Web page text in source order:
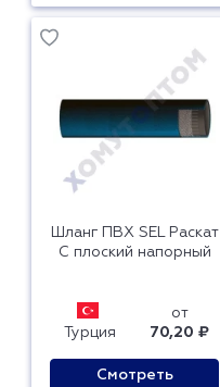
Шланг ПВХ SEL Раскат
С плоский напорный
Турция
от
70,20 ₽
Смотреть